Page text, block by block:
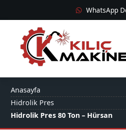
WhatsApp
Anasayfa
2. El Makineler
Anasayfa
Hidrolik Pres
Hidrolik Pres 80 Ton – Hürsan